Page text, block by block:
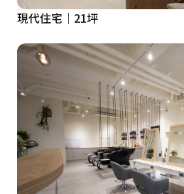
現代住宅｜21坪